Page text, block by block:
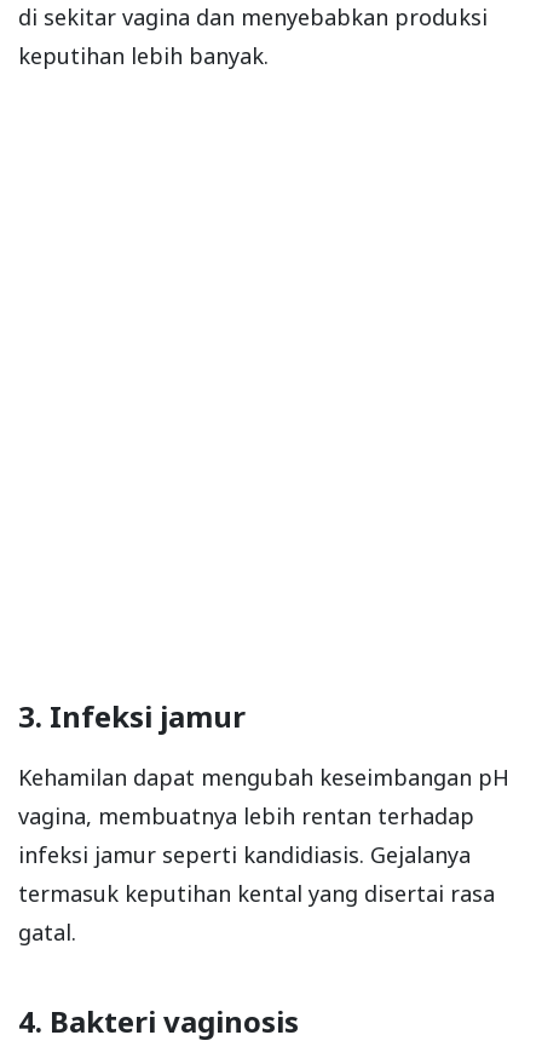
di sekitar vagina dan menyebabkan produksi
keputihan lebih banyak.
3. Infeksi jamur
Kehamilan dapat mengubah keseimbangan pH
vagina, membuatnya lebih rentan terhadap
infeksi jamur seperti kandidiasis. Gejalanya
termasuk keputihan kental yang disertai rasa
gatal.
4. Bakteri vaginosis